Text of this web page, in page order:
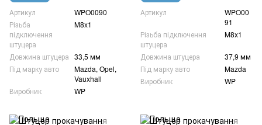
Артикул
WPO0090
Різьба
підключення
штуцера
M8x1
Довжина штуцера 33,5 мм
Під марку авто
Mazda, Opel,
Vauxhall
Виробник
WP
Артикул
WPO00
91
Різьба підключення
штуцера
M8x1
Довжина штуцера
37,9 мм
Під марку авто
Mazda
Виробник
WP